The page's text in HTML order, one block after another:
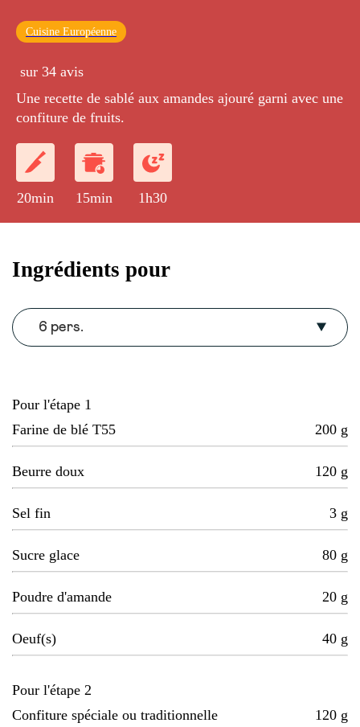
Cuisine Européenne
sur 34 avis
Une recette de sablé aux amandes ajouré garni avec une
confiture de fruits.
20min 15min 1h30
Ingrédients pour
6 pers.
Pour l'étape 1
Farine de blé T55
200 g
Beurre doux 120 g
Sel fin 3 g
Sucre glace 80 g
Poudre d'amande 20 g
Oeuf(s) 40 g
Pour l'étape 2
Confiture spéciale ou traditionnelle
120 g